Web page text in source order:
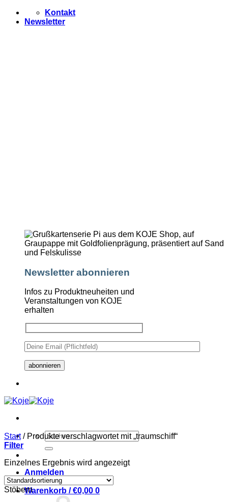
Zum
Inhalt
Kontakt
Newsletter
Newsletter abonnieren
Infos zu Produktneuheiten und
Veranstaltungen von KOJE
erhalten
Suchen
nach:
Anmelden
Warenkorb /€0,00 0
Start /Produkte verschlagwortet mit „traumschiff“
Filter
Einzelnes Ergebnis wird angezeigt
Stöbern